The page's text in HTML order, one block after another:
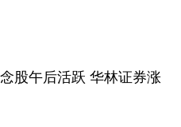
股午后活跃 华林证券涨